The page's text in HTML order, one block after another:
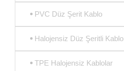
PVC Düz Şerit Kablo
Halojensiz Düz Şeritli Kablo
TPE Halojensiz Kablolar